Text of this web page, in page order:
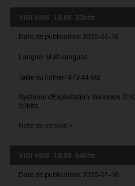
VIGI VMS_1.8.56_32bits
Date de publication: 2025-01-16
Langue: Multi-langues
Taille du fichier: 473.44 MB
Système d'Exploitation: Windows 7/
32bits
Note de version >
VIGI VMS_1.8.56_64bits
Date de publication: 2025-01-16